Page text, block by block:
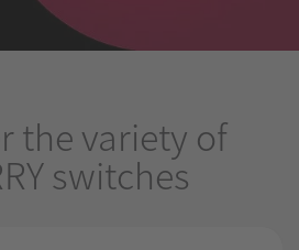
the variety of
switches